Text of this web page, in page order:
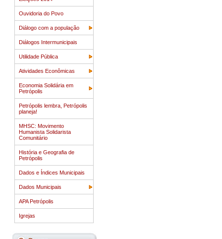
Ouvidoria do Povo
Diálogo com a população
Diálogos Intermunicipais
Utilidade Pública
Atividades Econômicas
Economia Solidária em
Petrópolis
Petrópolis lembra, Petrópolis
planeja!
MHSC: Movimento
Humanista Solidarista
Comunitário
História e Geografia de
Petrópolis
Dados e Índices Municipais
Dados Municipais
APA Petrópolis
Igrejas